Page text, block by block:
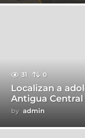
31 0
Localizan a
Antigua Central
by admin